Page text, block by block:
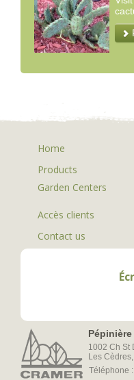
Home
Products
Garden Centers
Accès clients
Contact us
Pépinière
1002 Ch St
Les
Téléphone :